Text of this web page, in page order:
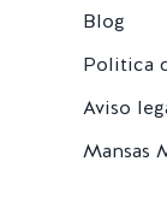
Blog
Politica
Aviso
Mansas